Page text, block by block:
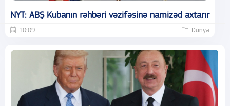
NYT: ABŞ Kubanın rəhbəri vəzifəsinə namizəd axtarır
10:09 Dünya